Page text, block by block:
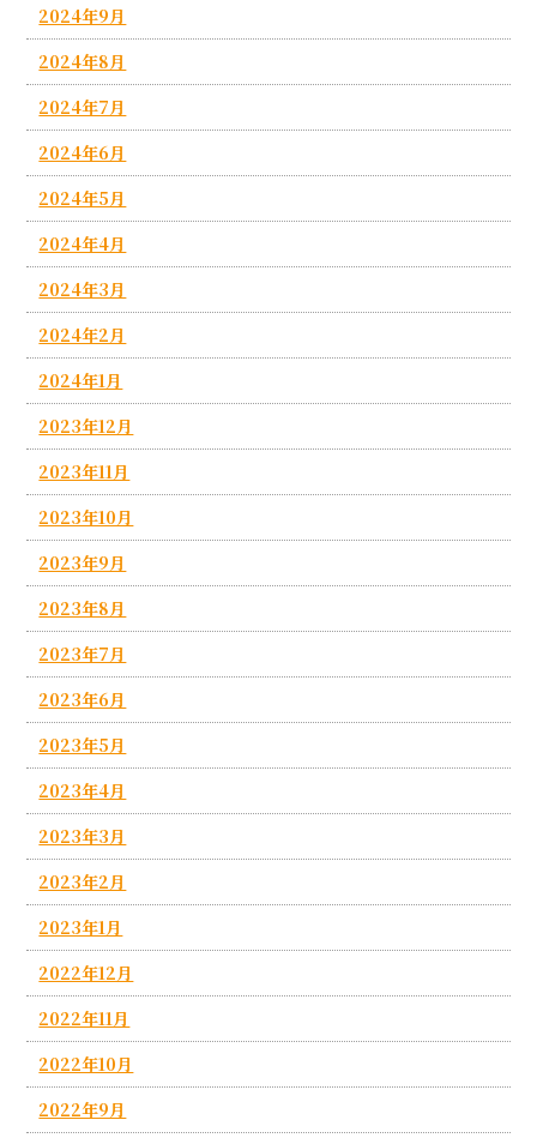
2024年9月
2024年8月
2024年7月
2024年6月
2024年5月
2024年4月
2024年3月
2024年2月
2024年1月
2023年12月
2023年11月
2023年10月
2023年9月
2023年8月
2023年7月
2023年6月
2023年5月
2023年4月
2023年3月
2023年2月
2023年1月
2022年12月
2022年11月
2022年10月
2022年9月